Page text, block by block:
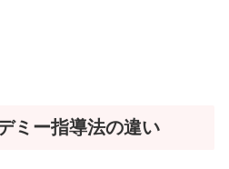
ミー指導法の違い